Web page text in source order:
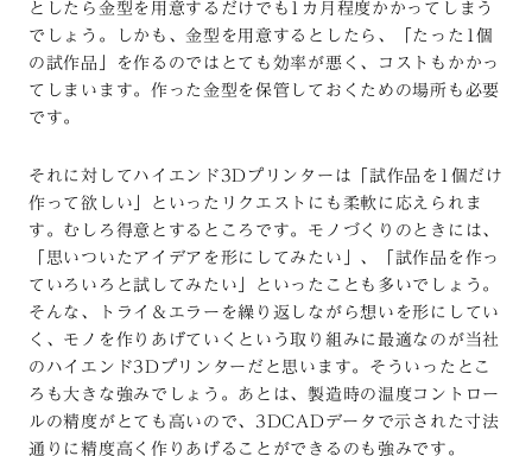
としたら金型を用意するだけでも1カ月程度かかってしまう
でしょう。しかも、金型を用意するとしたら、「たった1個
の試作品」を作るのではとても効率が悪く、コストもかかっ
てしまいます。作った金型を保管しておくための場所も必要
です。
それに対してハイエンド3Dプリンターは「試作品を1個だけ
作って欲しい」といったリクエストにも柔軟に応えられま
す。むしろ得意とするところです。モノづくりのときには、
「思いついたアイデアを形にしてみたい」、「試作品を作っ
ていろいろと試してみたい」といったことも多いでしょう。
そんな、トライ＆エラーを繰り返しながら想いを形にしてい
く、モノを作りあげていくという取り組みに最適なのが当社
のハイエンド3Dプリンターだと思います。そういったとこ
ろも大きな強みでしょう。あとは、製造時の温度コントロー
ルの精度がとても高いので、3DCADデータで示された寸法
通りに精度高く作りあげることができるのも強みです。